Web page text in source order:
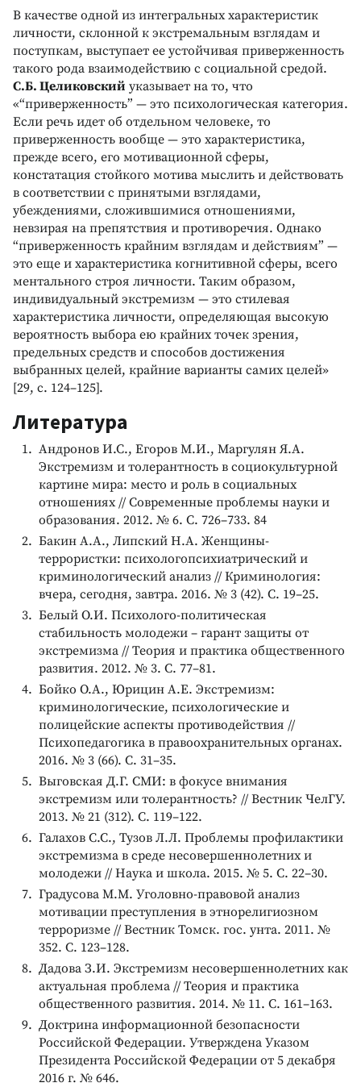
В качестве одной из интегральных характеристик
личности, склонной к экстремальным взглядам и
поступкам, выступает ее устойчивая приверженность
такого рода взаимодействию с социальной средой.
С.Б. Целиковский указывает на то, что
«“приверженность” — это психологическая категория.
Если речь идет об отдельном человеке, то
приверженность вообще — это характеристика,
прежде всего, его мотивационной сферы,
констатация стойкого мотива мыслить и действовать
в соответствии с принятыми взглядами,
убеждениями, сложившимися отношениями,
невзирая на препятствия и противоречия. Однако
“приверженность крайним взглядам и действиям” —
это еще и характеристика когнитивной сферы, всего
ментального строя личности. Таким образом,
индивидуальный экстремизм — это стилевая
характеристика личности, определяющая высокую
вероятность выбора ею крайних точек зрения,
предельных средств и способов достижения
выбранных целей, крайние варианты самих целей»
[29, с. 124–125].
Литература
Андронов И.С., Егоров М.И., Маргулян Я.А.
Экстремизм и толерантность в социокультурной
картине мира: место и роль в социальных
отношениях // Современные проблемы науки и
образования. 2012. № 6. С. 726–733. 84
Бакин А.А., Липский Н.А. Женщины-
террористки: психологопсихиатрический и
криминологический анализ // Криминология:
вчера, сегодня, завтра. 2016. № 3 (42). С. 19–25.
Белый О.И. Психолого-политическая
стабильность молодежи – гарант защиты от
экстремизма // Теория и практика общественного
развития. 2012. № 3. С. 77–81.
Бойко О.А., Юрицин А.Е. Экстремизм:
криминологические, психологические и
полицейские аспекты противодействия //
Психопедагогика в правоохранительных органах.
2016. № 3 (66). С. 31–35.
Выговская Д.Г. СМИ: в фокусе внимания
экстремизм или толерантность? // Вестник ЧелГУ.
2013. № 21 (312). С. 119–122.
Галахов С.С., Тузов Л.Л. Проблемы профилактики
экстремизма в среде несовершеннолетних и
молодежи // Наука и школа. 2015. № 5. С. 22–30.
Градусова М.М. Уголовно-правовой анализ
мотивации преступления в этнорелигиозном
терроризме // Вестник Томск. гос. унта. 2011. №
352. С. 123–128.
Дадова З.И. Экстремизм несовершеннолетних как
актуальная проблема // Теория и практика
общественного развития. 2014. № 11. С. 161–163.
Доктрина информационной безопасности
Российской Федерации. Утверждена Указом
Президента Российской Федерации от 5 декабря
2016 г. № 646.